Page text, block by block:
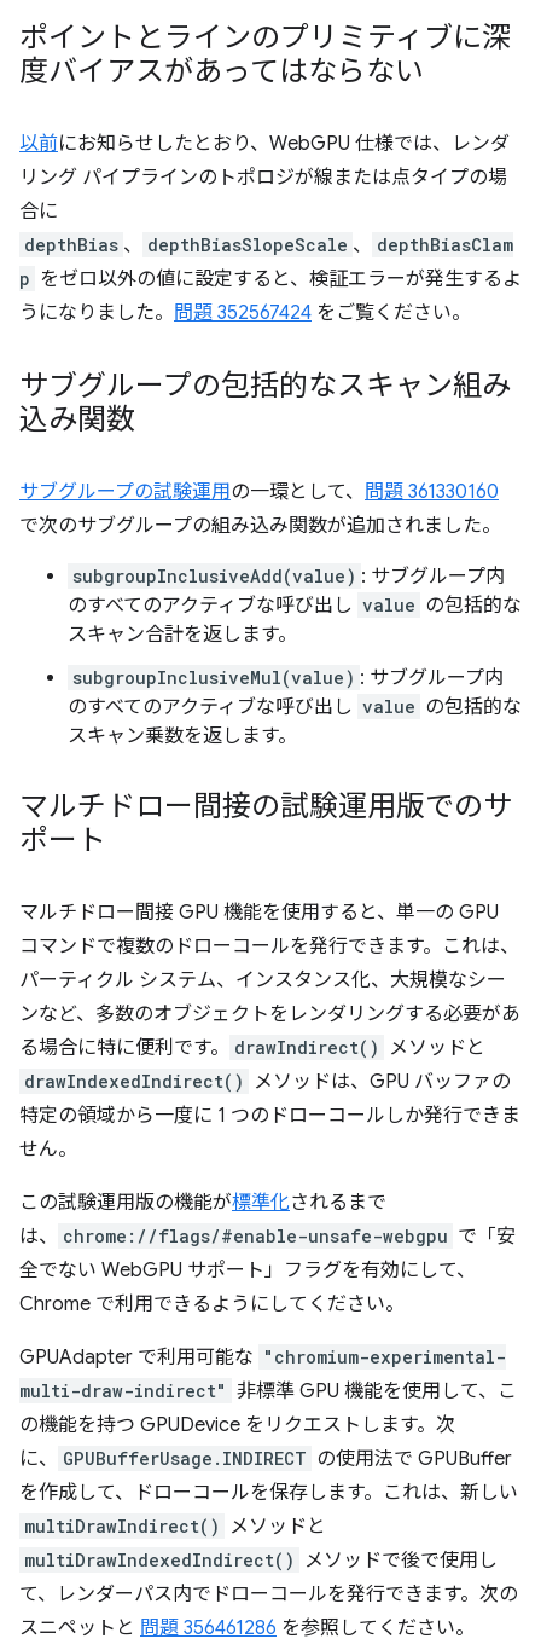
ポイントとラインのプリミティブに深
度バイアスがあってはならない
以前にお知らせしたとおり、WebGPU 仕様では、レンダ
リング パイプラインのトポロジが線または点タイプの場
合に
depthBias 、 depthBiasSlopeScale 、
depthBiasClam
p をゼロ以外の値に設定すると、検証エラーが発生するよ
うになりました。 問題 352567424 をご覧ください。
サブグループの包括的なスキャン組み
込み関数
サブグループの試験運用の一環として、 問題 361330160
で次のサブグループの組み込み関数が追加されました。
subgroupInclusiveAdd(value) : サブグループ内
のすべてのアクティブな呼び出し value の包括的な
スキャン合計を返します。
subgroupInclusiveMul(value) : サブグループ内
のすべてのアクティブな呼び出し value の包括的な
スキャン乗数を返します。
マルチドロー間接の試験運用版でのサ
ポート
マルチドロー間接 GPU 機能を使用すると、単一の GPU
コマンドで複数のドローコールを発行できます。これは、
パーティクル システム、インスタンス化、大規模なシー
ンなど、多数のオブジェクトをレンダリングする必要があ
る場合に特に便利です。
drawIndirect() メソッドと
drawIndexedIndirect()
メソッドは、GPU バッファの
特定の領域から一度に 1 つのドローコールしか発行できま
せん。
この試験運用版の機能が標準化されるまで
は、
chrome://flags/#enable-unsafe-webgpu で「安
全でない WebGPU サポート」フラグを有効にして、
Chrome で利用できるようにしてください。
GPUAdapter で利用可能な "chromium-experimental-
multi-draw-indirect" 非標準 GPU 機能を使用して、こ
の機能を持つ GPUDevice をリクエストします。次
に、
GPUBufferUsage.INDIRECT の使用法で GPUBuffer
を作成して、ドローコールを保存します。これは、新しい
multiDrawIndirect() メソッドと
multiDrawIndexedIndirect()
メソッドで後で使用し
て、レンダーパス内でドローコールを発行できます。次の
スニペットと 問題 356461286 を参照してください。